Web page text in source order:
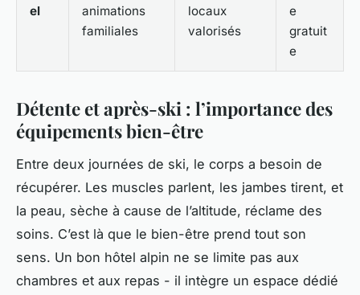
el
animations
familiales
locaux
valorisés
e
gratuit
e
Détente et après-ski : l’importance des
équipements bien-être
Entre deux journées de ski, le corps a besoin de
récupérer. Les muscles parlent, les jambes tirent, et
la peau, sèche à cause de l’altitude, réclame des
soins. C’est là que le bien-être prend tout son
sens. Un bon hôtel alpin ne se limite pas aux
chambres et aux repas - il intègre un espace dédié